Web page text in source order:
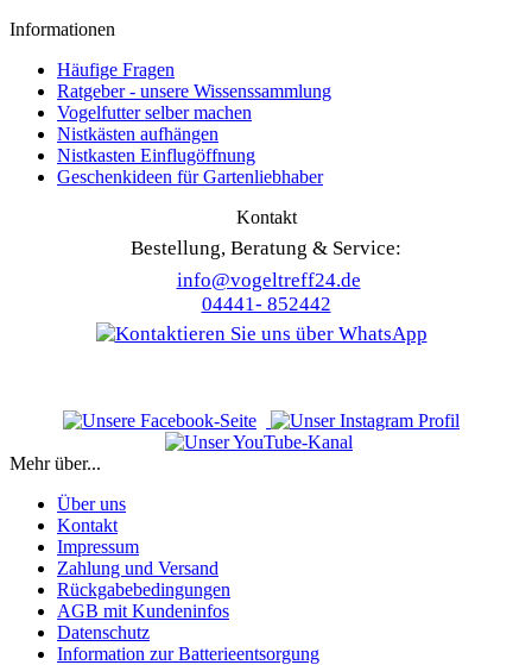
Informationen
Häufige Fragen
Ratgeber - unsere Wissenssammlung
Vogelfutter selber machen
Nistkästen aufhängen
Nistkasten Einflugöffnung
Geschenkideen für Gartenliebhaber
Kontakt
Bestellung, Beratung & Service:
info@vogeltreff24.de
04441- 852442
Mehr über...
Über uns
Kontakt
Impressum
Zahlung und Versand
Rückgabebedingungen
AGB mit Kundeninfos
Datenschutz
Information zur Batterieentsorgung